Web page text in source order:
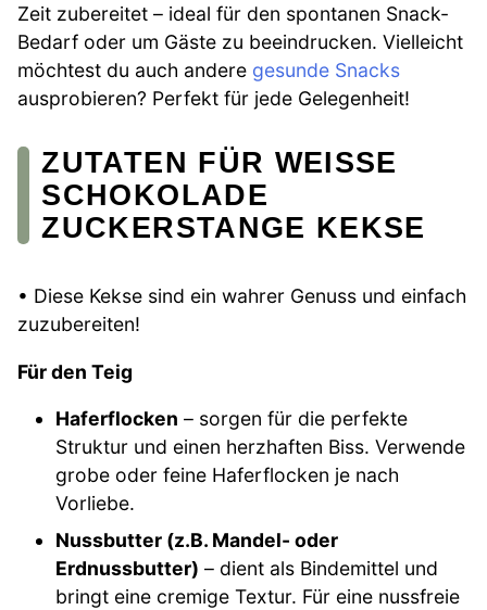
Zeit zubereitet – ideal für den spontanen Snack-
Bedarf oder um Gäste zu beeindrucken. Vielleicht
möchtest du auch andere gesunde Snacks
ausprobieren? Perfekt für jede Gelegenheit!
ZUTATEN FÜR WEISSE S
CHOKOLADE Z
UCKERSTANGE KEKSE
• Diese Kekse sind ein wahrer Genuss und einfach
zuzubereiten!
Für den Teig
Haferflocken – sorgen für die perfekte
Struktur und einen herzhaften Biss. Verwende
grobe oder feine Haferflocken je nach
Vorliebe.
Nussbutter (z.B. Mandel- oder
Erdnussbutter) – dient als Bindemittel und
bringt eine cremige Textur. Für eine nussfreie